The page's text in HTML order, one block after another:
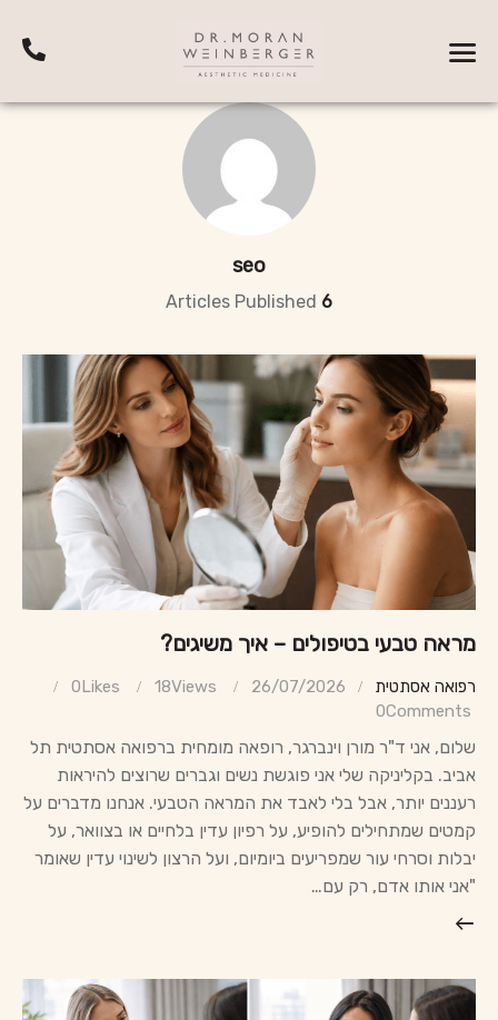
seo
6
מראה טבעי בטיפולים – איך משיגים?
רפואה אסתטית 26/07/2026
18Views
0Likes
0Comments
שלום, אני ד"ר מורן וינברגר, רופאה מומחית ברפואה אסתטית תל
אביב. בקליניקה שלי אני פוגשת נשים וגברים שרוצים להיראות
רעננים יותר, אבל בלי לאבד את המראה הטבעי. אנחנו מדברים על
קמטים שמתחילים להופיע, על רפיון עדין בלחיים או בצוואר, על
יבלות וסרחי עור שמפריעים ביומיום, ועל הרצון לשינוי עדין שאומר
"אני אותו אדם, רק עם…